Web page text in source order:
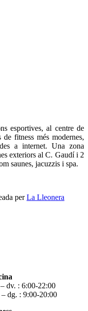
esportives, al centre de
fitness més modernes,
a internet. Una zona
exteriors al C. Gaudí i 2
saunes, jacuzzis i spa.
perLa Lleonera
dv. : 6:00-22:00
dg. : 9:00-20:00